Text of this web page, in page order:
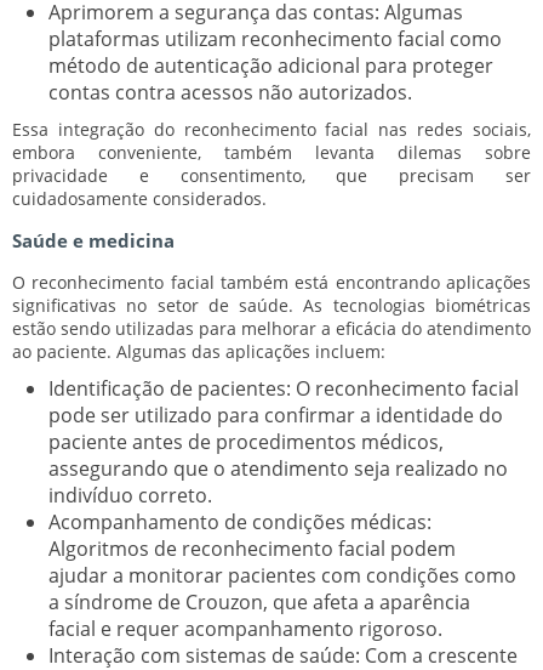
Aprimorem a segurança das contas: Algumas
plataformas utilizam reconhecimento facial como
método de autenticação adicional para proteger
contas contra acessos não autorizados.
Essa integração do reconhecimento facial nas redes sociais,
embora conveniente, também levanta dilemas sobre
privacidade e consentimento, que precisam ser
cuidadosamente considerados.
Saúde e medicina
O reconhecimento facial também está encontrando aplicações
significativas no setor de saúde. As tecnologias biométricas
estão sendo utilizadas para melhorar a eficácia do atendimento
ao paciente. Algumas das aplicações incluem:
Identificação de pacientes: O reconhecimento facial
pode ser utilizado para confirmar a identidade do
paciente antes de procedimentos médicos,
assegurando que o atendimento seja realizado no
indivíduo correto.
Acompanhamento de condições médicas:
Algoritmos de reconhecimento facial podem
ajudar a monitorar pacientes com condições como
a síndrome de Crouzon, que afeta a aparência
facial e requer acompanhamento rigoroso.
Interação com sistemas de saúde: Com a crescente